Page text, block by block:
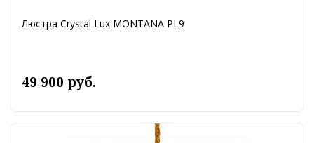
Люстра Crystal Lux MONTANA PL9
49 900 руб.